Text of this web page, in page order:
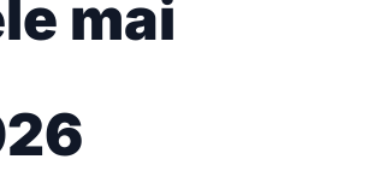
mai